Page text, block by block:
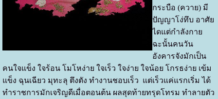
กระบือ (ควาย) มี
ปัญญาโง่ทึบ อาศัย
ไดแต่กำลังกาย
ฉะนั้นคนวัน
อังคารจังมักเป็น
คนใจแข็ง ใจร้อน โมโหง่าย ใจเร็ว ใจง่าย ใจน้อย โกรธง่าย เข้ม
แข็ง ฉุนเฉียว มุทะลุ ตึงตัง ทำงานชอบเร็ว แต่เร็วแค่แรกเริ่ม ได้
ทำราชการมักเจริญดีเมื่อตอนต้น ผลสุดท้ายทรุดโทรม ทำลายตัว